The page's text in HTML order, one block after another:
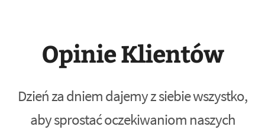
Opinie Klientów
Dzień za dniem dajemy z siebie wszystko,
aby sprostać oczekiwaniom naszych